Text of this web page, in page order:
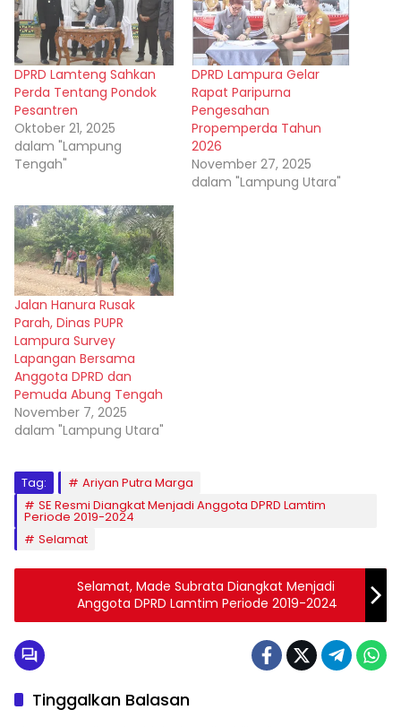
DPRD Lamteng Sahkan
Perda Tentang Pondok
Pesantren
Oktober 21, 2025
dalam "Lampung
Tengah"
DPRD Lampura Gelar
Rapat Paripurna
Pengesahan
Propemperda Tahun
2026
November 27, 2025
dalam "Lampung Utara"
Jalan Hanura Rusak
Parah, Dinas PUPR
Lampura Survey
Lapangan Bersama
Anggota DPRD dan
Pemuda Abung Tengah
November 7, 2025
dalam "Lampung Utara"
Tag:
Ariyan Putra Marga
SE Resmi Diangkat Menjadi Anggota DPRD Lamtim
Periode 2019-2024
Selamat
Selamat, Made Subrata Diangkat Menjadi
Anggota DPRD Lamtim Periode 2019-2024
Tinggalkan Balasan